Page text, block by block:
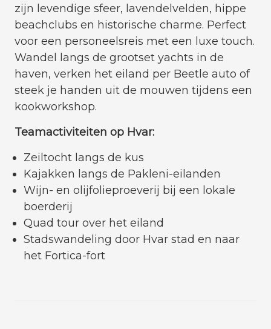
zijn levendige sfeer, lavendelvelden, hippe
beachclubs en historische charme. Perfect
voor een personeelsreis met een luxe touch.
Wandel langs de grootset yachts in de
haven, verken het eiland per Beetle auto of
steek je handen uit de mouwen tijdens een
kookworkshop.
Teamactiviteiten op Hvar:
Zeiltocht langs de kus
Kajakken langs de Pakleni-eilanden
Wijn- en olijfolieproeverij bij een lokale
boerderij
Quad tour over het eiland
Stadswandeling door Hvar stad en naar
het Fortica-fort